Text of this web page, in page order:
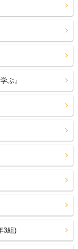
ぶ』
3組)